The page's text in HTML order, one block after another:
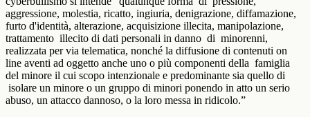
aggressione, molestia, ricatto, ingiuria, denigrazione, diffamazione,
furto d'identità, alterazione, acquisizione illecita, manipolazione,
trattamento illecito di dati personali in danno di minorenni,
realizzata per via telematica, nonché la diffusione di contenuti on
line aventi ad oggetto anche uno o più componenti della famiglia
del minore il cui scopo intenzionale e predominante sia quello di
isolare un minore o un gruppo di minori ponendo in atto un serio
abuso, un attacco dannoso, o la loro messa in ridicolo.”